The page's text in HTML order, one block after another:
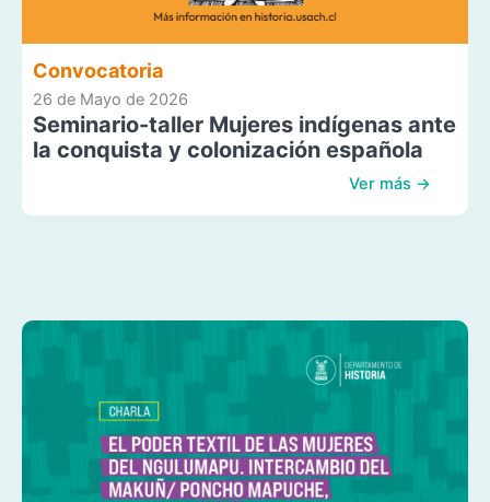
Convocatoria
26 de Mayo de 2026
Seminario-taller Mujeres indígenas ante
la conquista y colonización española
Ver más →